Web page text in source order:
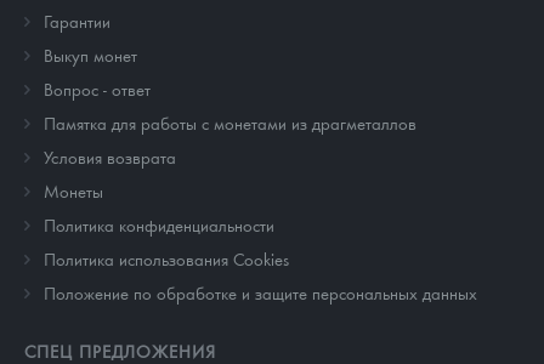
Гарантии
Выкуп монет
Вопрос - ответ
Памятка для работы с монетами из драгметаллов
Условия возврата
Монеты
Политика конфиденциальности
Политика использования Cookies
Положение по обработке и защите персональных данных
СПЕЦ ПРЕДЛОЖЕНИЯ